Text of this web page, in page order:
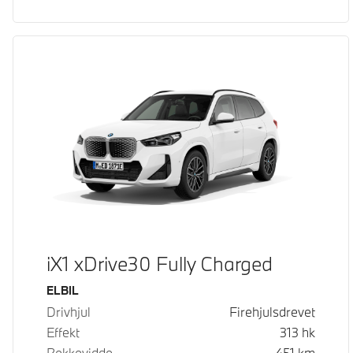
iX1 xDrive30 Fully Charged
Drivstoff
ELBIL
Drivhjul
Firehjulsdrevet
Effekt
313 hk